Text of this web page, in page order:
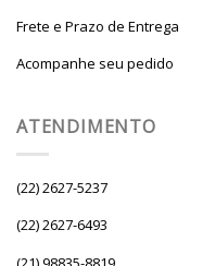
Frete e Prazo de Entrega
Acompanhe seu pedido
ATENDIMENTO
(22) 2627-5237
(22) 2627-6493